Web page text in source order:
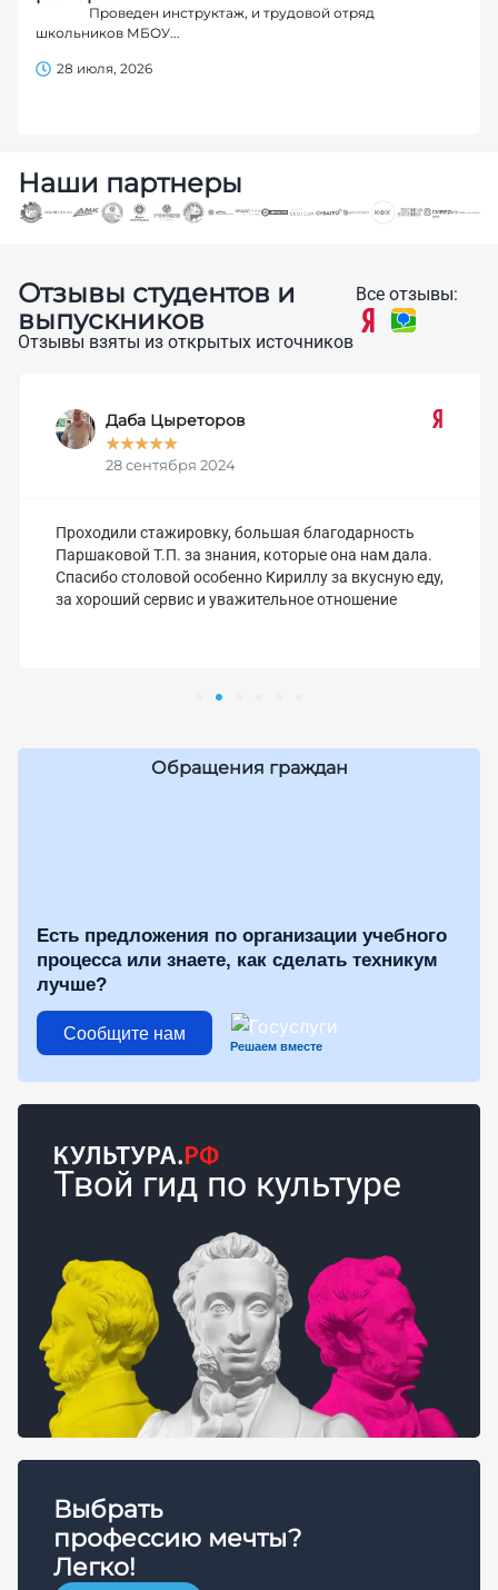
Проведен инструктаж, и трудовой отряд
школьников МБОУ...
28 июля, 2026
Наши партнеры
Отзывы студентов и
выпускников
Все отзывы:
Отзывы взяты из открытых источников
Даба Цыреторов
★★★★★
28 сентября 2024
Проходили стажировку, большая благодарность
Паршаковой Т.П. за знания, которые она нам дала.
Спасибо столовой особенно Кириллу за вкусную еду,
за хороший сервис и уважительное отношение
Обращения граждан
Есть предложения по организации учебного
процесса или знаете, как сделать техникум
лучше?
Сообщите нам
Решаем вместе
Твой гид по культуре
Выбрать
профессию мечты?
Легко!